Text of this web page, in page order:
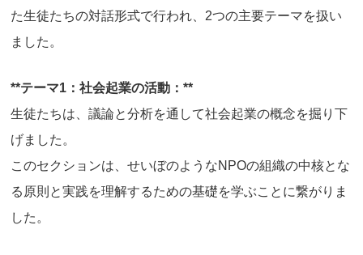
た生徒たちの対話形式で行われ、2つの主要テーマを扱い
ました。
**テーマ1：社会起業の活動：**
生徒たちは、議論と分析を通して社会起業の概念を掘り下
げました。
このセクションは、せいぼのようなNPOの組織の中核とな
る原則と実践を理解するための基礎を学ぶことに繋がりま
した。